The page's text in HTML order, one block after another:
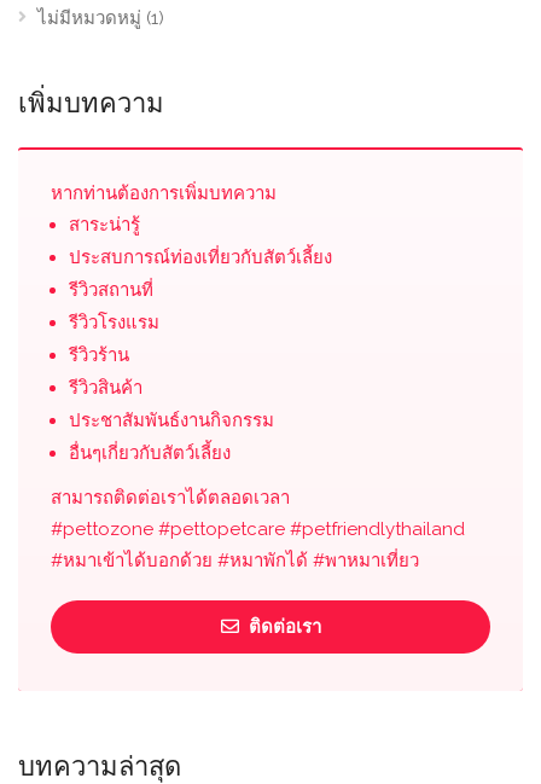
ไม่มีหมวดหมู่ (1)
เพิ่มบทความ
หากท่านต้องการเพิ่มบทความ
สาระน่ารู้
ประสบการณ์ท่องเที่ยวกับสัตว์เลี้ยง
รีวิวสถานที่
รีวิวโรงแรม
รีวิวร้าน
รีวิวสินค้า
ประชาสัมพันธ์งานกิจกรรม
อื่นๆเกี่ยวกับสัตว์เลี้ยง
สามารถติดต่อเราได้ตลอดเวลา
#pettozone #pettopetcare #petfriendlythailand
#หมาเข้าได้บอกด้วย #หมาพักได้ #พาหมาเที่ยว
ติดต่อเรา
บทความล่าสุด